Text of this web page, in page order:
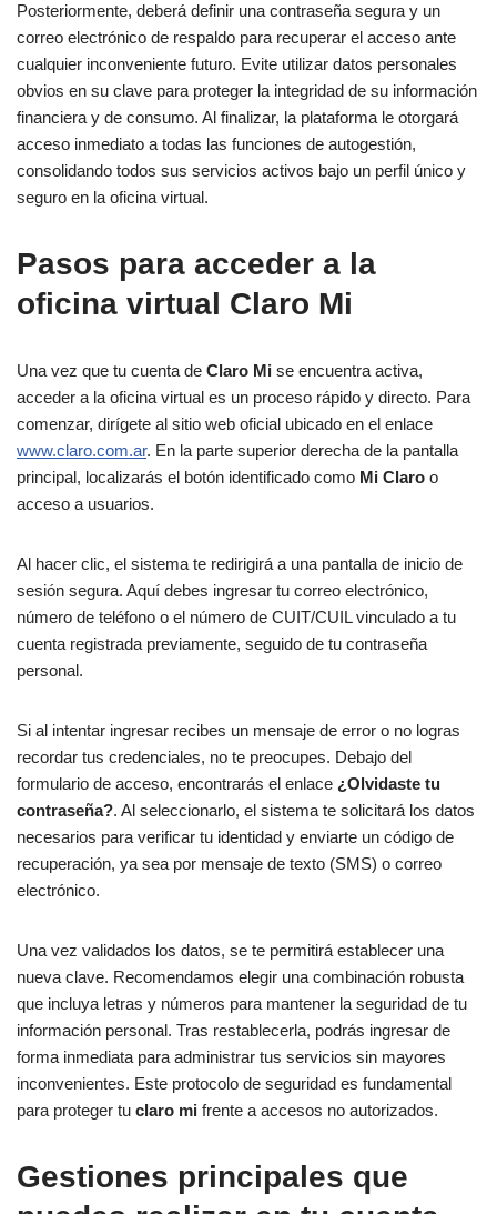
Posteriormente, deberá definir una contraseña segura y un
correo electrónico de respaldo para recuperar el acceso ante
cualquier inconveniente futuro. Evite utilizar datos personales
obvios en su clave para proteger la integridad de su información
financiera y de consumo. Al finalizar, la plataforma le otorgará
acceso inmediato a todas las funciones de autogestión,
consolidando todos sus servicios activos bajo un perfil único y
seguro en la oficina virtual.
Pasos para acceder a la
oficina virtual Claro Mi
Una vez que tu cuenta de Claro Mi se encuentra activa,
acceder a la oficina virtual es un proceso rápido y directo. Para
comenzar, dirígete al sitio web oficial ubicado en el enlace
www.claro.com.ar. En la parte superior derecha de la pantalla
principal, localizarás el botón identificado como Mi Claro o
acceso a usuarios.
Al hacer clic, el sistema te redirigirá a una pantalla de inicio de
sesión segura. Aquí debes ingresar tu correo electrónico,
número de teléfono o el número de CUIT/CUIL vinculado a tu
cuenta registrada previamente, seguido de tu contraseña
personal.
Si al intentar ingresar recibes un mensaje de error o no logras
recordar tus credenciales, no te preocupes. Debajo del
formulario de acceso, encontrarás el enlace ¿Olvidaste tu
contraseña?. Al seleccionarlo, el sistema te solicitará los datos
necesarios para verificar tu identidad y enviarte un código de
recuperación, ya sea por mensaje de texto (SMS) o correo
electrónico.
Una vez validados los datos, se te permitirá establecer una
nueva clave. Recomendamos elegir una combinación robusta
que incluya letras y números para mantener la seguridad de tu
información personal. Tras restablecerla, podrás ingresar de
forma inmediata para administrar tus servicios sin mayores
inconvenientes. Este protocolo de seguridad es fundamental
para proteger tu claro mi frente a accesos no autorizados.
Gestiones principales que